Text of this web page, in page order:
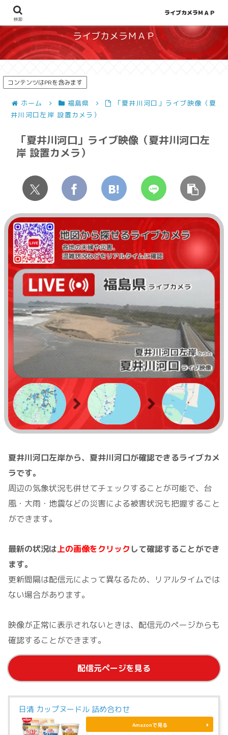
地図から探せる！天候や災害、混雑状況の把握に
ライブカメラＭＡＰ
コンテンツはPRを含みます
ホーム 福島県
「夏井川河口」ライブ映像（夏
井川河口左岸 設置カメラ）
「夏井川河口」ライブ映像（夏井川河口左
岸 設置カメラ）
夏井川河口左岸から、夏井川河口が確認できるライブカメ
ラです。
周辺の気象状況も併せてチェックすることが可能で、台
風・大雨・地震などの災害による被害状況も把握すること
ができます。
最新の状況は上の画像をクリック して確認することができ
ます。
更新間隔は配信元によって異なるため、リアルタイムでは
ない場合があります。
映像が正常に表示されないときは、配信元のページからも
確認することができます。
配信元ページを見る
日清 カップヌードル 詰め合わせ
Amazonで見る
検索
ライブカメラＭＡＰ